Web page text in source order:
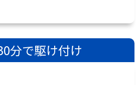
分で駆け付け